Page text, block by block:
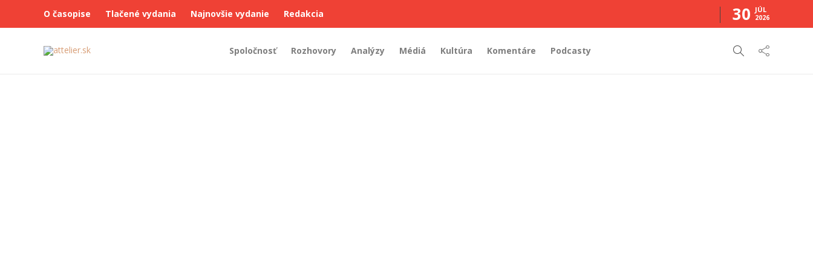
O časopise Tlačené vydania Najnovšie vydanie Redakcia 30 JÚL
2026
Spoločnosť Rozhovory Analýzy Médiá Kultúra Komentáre Podcasty